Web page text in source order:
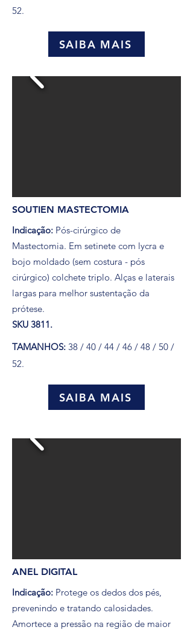
52.
SAIBA MAIS
SOUTIEN MASTECTOMIA
Indicação: Pós-cirúrgico de
Mastectomia. Em setinete com lycra e
bojo moldado (sem costura - pós
cirúrgico) colchete triplo. Alças e laterais
largas para melhor sustentação da
prótese.
SKU 3811.
TAMANHOS: 38 / 40 / 44 / 46 / 48 / 50 /
52.
SAIBA MAIS
ANEL DIGITAL
Indicação: Protege os dedos dos pés,
prevenindo e tratando calosidades.
Amortece a pressão na região de maior